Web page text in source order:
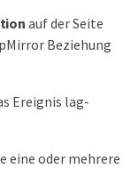
auf der Seite
Beziehung
Ereignis lag-
eine oder mehrere